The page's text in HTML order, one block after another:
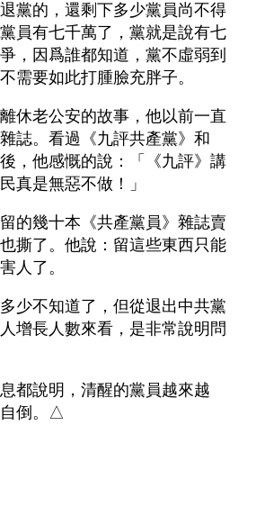
黨的，還剩下多少黨員尚不得
員有七千萬了，黨就是說有七
，因爲誰都知道，黨不虛弱到
需要如此打腫臉充胖子。
休老公安的故事，他以前一直
誌。看過《九評共產黨》和
，他感慨的說：「《九評》講
真是無惡不做！」
的幾十本《共產黨員》雜誌賣
撕了。他說：留這些東西只能
人了。
少不知道了，但從退出中共黨
增長人數來看，是非常說明問
都說明，清醒的黨員越來越
倒。△